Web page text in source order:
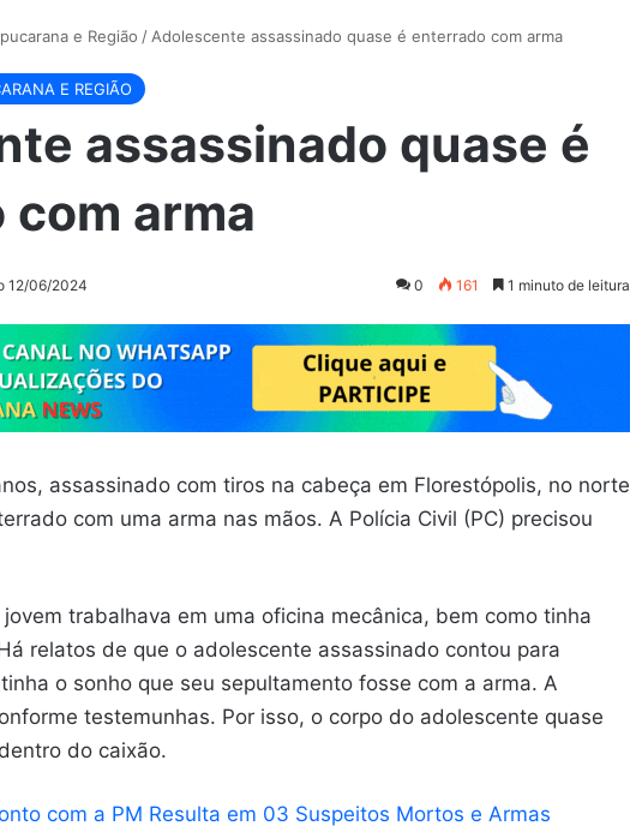
e Região / Adolescente assassinado quase é enterrado com arma
E REGIÃO
assassinado quase é
arma
12/06/2024 0 161 1 minuto de leitura
assassinado com tiros na cabeça em Florestópolis, no norte
com uma arma nas mãos. A Polícia Civil (PC) precisou
trabalhava em uma oficina mecânica, bem como tinha
relatos de que o adolescente assassinado contou para
o sonho que seu sepultamento fosse com a arma. A
testemunhas. Por isso, o corpo do adolescente quase
do caixão.
com a PM Resulta em 03 Suspeitos Mortos e Armas